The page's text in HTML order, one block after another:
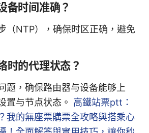
备时间准确？
（NTP），确保时区正确，避免
时的代理状态？
题，确保路由器与设备能够上
置与节点状态。 高鐵站票ptt：
我的無座票購票全攻略與搭乘心